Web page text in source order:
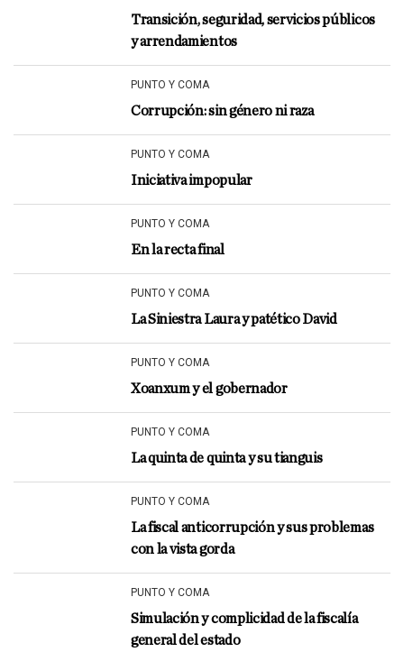
Transición, seguridad, servicios públicos
y arrendamientos
PUNTO Y COMA
Corrupción: sin género ni raza
PUNTO Y COMA
Iniciativa impopular
PUNTO Y COMA
En la recta final
PUNTO Y COMA
La Siniestra Laura y patético David
PUNTO Y COMA
Xoanxum y el gobernador
PUNTO Y COMA
La quinta de quinta y su tianguis
PUNTO Y COMA
La fiscal anticorrupción y sus problemas
con la vista gorda
PUNTO Y COMA
Simulación y complicidad de la fiscalía
general del estado